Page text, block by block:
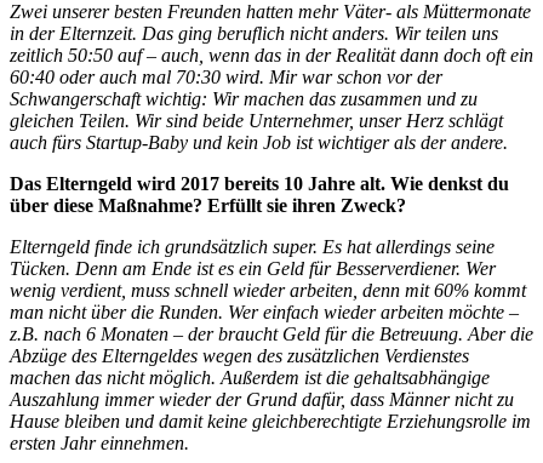
Zwei unserer besten Freunden hatten mehr Väter- als Müttermonate
in der Elternzeit. Das ging beruflich nicht anders. Wir teilen uns
zeitlich 50:50 auf – auch, wenn das in der Realität dann doch oft ein
60:40 oder auch mal 70:30 wird. Mir war schon vor der
Schwangerschaft wichtig: Wir machen das zusammen und zu
gleichen Teilen. Wir sind beide Unternehmer, unser Herz schlägt
auch fürs Startup-Baby und kein Job ist wichtiger als der andere.
Das Elterngeld wird 2017 bereits 10 Jahre alt. Wie denkst du
über diese Maßnahme? Erfüllt sie ihren Zweck?
Elterngeld finde ich grundsätzlich super. Es hat allerdings seine
Tücken. Denn am Ende ist es ein Geld für Besserverdiener. Wer
wenig verdient, muss schnell wieder arbeiten, denn mit 60% kommt
man nicht über die Runden. Wer einfach wieder arbeiten möchte –
z.B. nach 6 Monaten – der braucht Geld für die Betreuung. Aber die
Abzüge des Elterngeldes wegen des zusätzlichen Verdienstes
machen das nicht möglich. Außerdem ist die gehaltsabhängige
Auszahlung immer wieder der Grund dafür, dass Männer nicht zu
Hause bleiben und damit keine gleichberechtigte Erziehungsrolle im
ersten Jahr einnehmen.